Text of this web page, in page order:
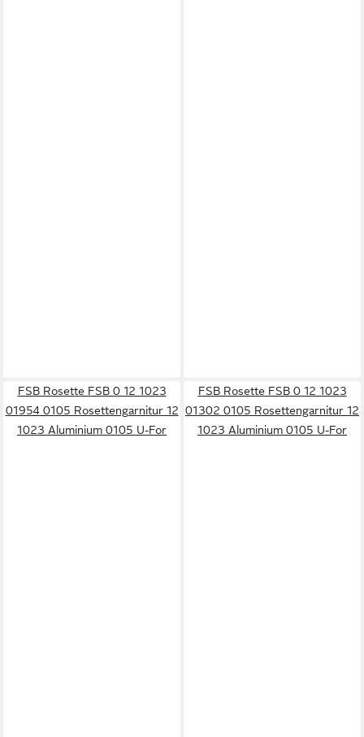
FSB Rosette FSB 0 12 1023
01954 0105 Rosettengarnitur 12
1023 Aluminium 0105 U-For
FSB Rosette FSB 0 12 1023
01302 0105 Rosettengarnitur 12
1023 Aluminium 0105 U-For